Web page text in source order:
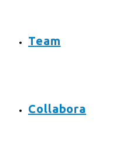
Team
Collabora